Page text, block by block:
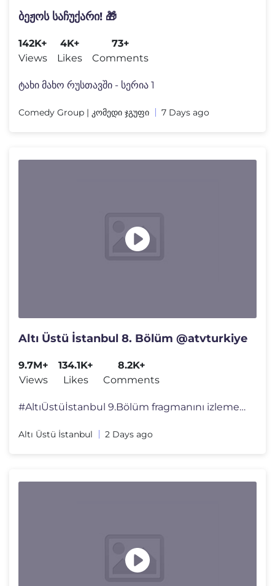
ბეჟოს საჩუქარი! 🎁
142K+
Views
4K+
Likes
73+
Comments
ტახი მახო რუსთავში - სერია 1
Comedy Group | კომედი ჯგუფი 7 Days ago
Altı Üstü İstanbul 8. Bölüm @atvturkiye
9.7M+
Views
134.1K+
Likes
8.2K+
Comments
#AltıÜstüİstanbul 9.Bölüm fragmanını izlemek için tıkla:htt
Altı Üstü İstanbul 2 Days ago